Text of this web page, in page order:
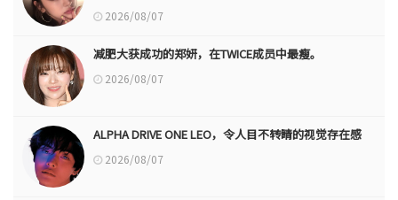
2026/08/07
减肥大获成功的郑妍，在TWICE成员中最瘦。
2026/08/07
ALPHA DRIVE ONE LEO，令人目不转睛的视觉存在感
2026/08/07